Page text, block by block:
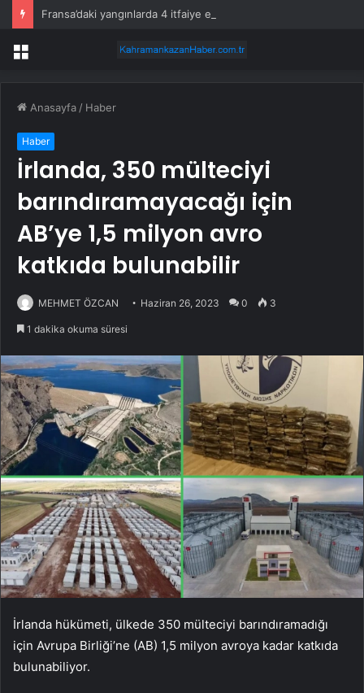
Fransa’daki yangınlarda 4 itfaiye eri hayatını kaybetti
Menü
Anasayfa / Haber
Haber
İrlanda, 350 mülteciyi
barındıramayacağı için
AB’ye 1,5 milyon avro
katkıda bulunabilir
MEHMET ÖZCAN Haziran 26, 2023 0 3
1 dakika okuma süresi
İrlanda hükümeti, ülkede 350 mülteciyi barındıramadığı
için Avrupa Birliği’ne (AB) 1,5 milyon avroya kadar katkıda
bulunabiliyor.